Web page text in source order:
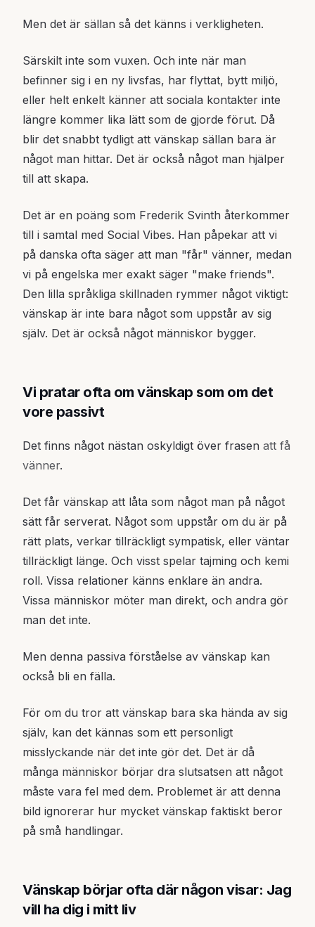
Men det är sällan så det känns i verkligheten.
Särskilt inte som vuxen. Och inte när man
befinner sig i en ny livsfas, har flyttat, bytt miljö,
eller helt enkelt känner att sociala kontakter inte
längre kommer lika lätt som de gjorde förut. Då
blir det snabbt tydligt att vänskap sällan bara är
något man hittar. Det är också något man hjälper
till att skapa.
Det är en poäng som Frederik Svinth återkommer
till i samtal med Social Vibes. Han påpekar att vi
på danska ofta säger att man "får" vänner, medan
vi på engelska mer exakt säger "make friends".
Den lilla språkliga skillnaden rymmer något viktigt:
vänskap är inte bara något som uppstår av sig
själv. Det är också något människor bygger.
Vi pratar ofta om vänskap som om det
vore passivt
Det finns något nästan oskyldigt över frasen att få
vänner.
Det får vänskap att låta som något man på något
sätt får serverat. Något som uppstår om du är på
rätt plats, verkar tillräckligt sympatisk, eller väntar
tillräckligt länge. Och visst spelar tajming och kemi
roll. Vissa relationer känns enklare än andra.
Vissa människor möter man direkt, och andra gör
man det inte.
Men denna passiva förståelse av vänskap kan
också bli en fälla.
För om du tror att vänskap bara ska hända av sig
själv, kan det kännas som ett personligt
misslyckande när det inte gör det. Det är då
många människor börjar dra slutsatsen att något
måste vara fel med dem. Problemet är att denna
bild ignorerar hur mycket vänskap faktiskt beror
på små handlingar.
Vänskap börjar ofta där någon visar: Jag
vill ha dig i mitt liv